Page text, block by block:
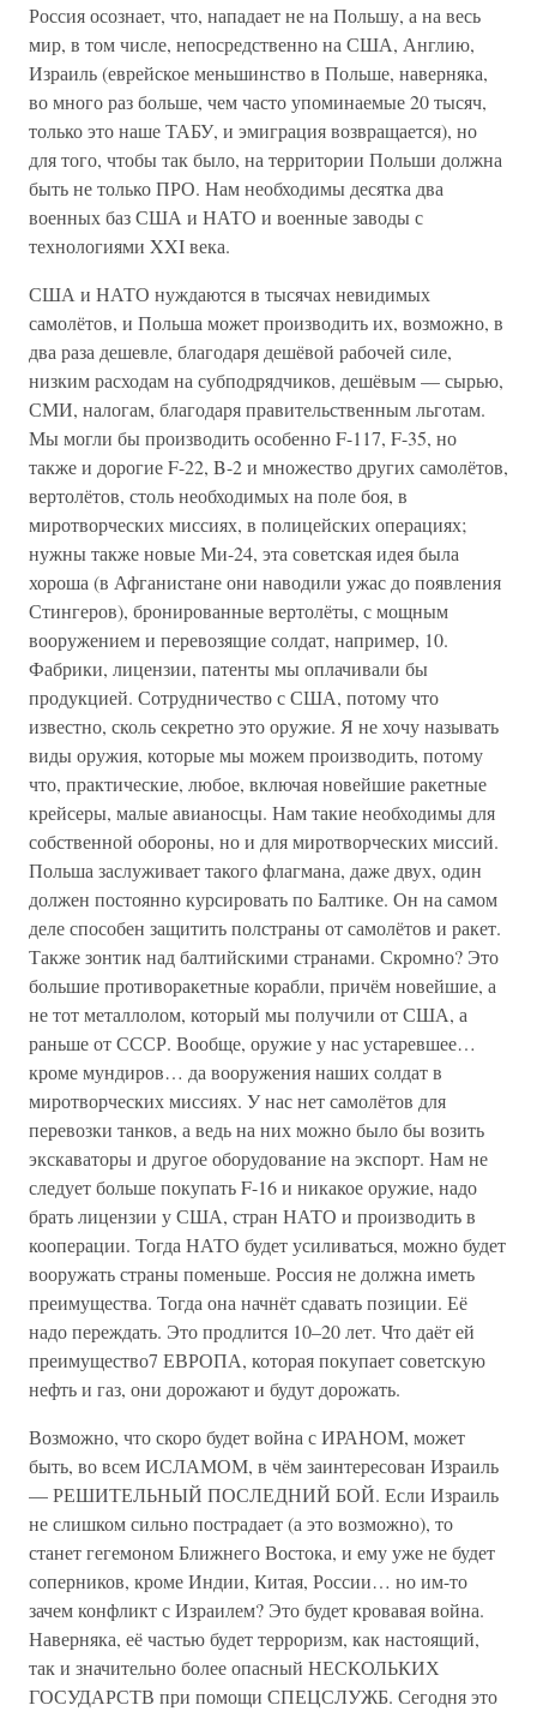
Россия осознает, что, нападает не на Польшу, а на весь
мир, в том числе, непосредственно на США, Англию,
Израиль (еврейское меньшинство в Польше, наверняка,
во много раз больше, чем часто упоминаемые 20 тысяч,
только это наше ТАБУ, и эмиграция возвращается), но
для того, чтобы так было, на территории Польши должна
быть не только ПРО. Нам необходимы десятка два
военных баз США и НАТО и военные заводы с
технологиями XXI века.
США и НАТО нуждаются в тысячах невидимых
самолётов, и Польша может производить их, возможно, в
два раза дешевле, благодаря дешёвой рабочей силе,
низким расходам на субподрядчиков, дешёвым — сырью,
СМИ, налогам, благодаря правительственным льготам.
Мы могли бы производить особенно F-117, F-35, но
также и дорогие F-22, B-2 и множество других самолётов,
вертолётов, столь необходимых на поле боя, в
миротворческих миссиях, в полицейских операциях;
нужны также новые Ми-24, эта советская идея была
хороша (в Афганистане они наводили ужас до появления
Стингеров), бронированные вертолёты, с мощным
вооружением и перевозящие солдат, например, 10.
Фабрики, лицензии, патенты мы оплачивали бы
продукцией. Сотрудничество с США, потому что
известно, сколь секретно это оружие. Я не хочу называть
виды оружия, которые мы можем производить, потому
что, практические, любое, включая новейшие ракетные
крейсеры, малые авианосцы. Нам такие необходимы для
собственной обороны, но и для миротворческих миссий.
Польша заслуживает такого флагмана, даже двух, один
должен постоянно курсировать по Балтике. Он на самом
деле способен защитить полстраны от самолётов и ракет.
Также зонтик над балтийскими странами. Скромно? Это
большие противоракетные корабли, причём новейшие, а
не тот металлолом, который мы получили от США, а
раньше от СССР. Вообще, оружие у нас устаревшее…
кроме мундиров… да вооружения наших солдат в
миротворческих миссиях. У нас нет самолётов для
перевозки танков, а ведь на них можно было бы возить
экскаваторы и другое оборудование на экспорт. Нам не
следует больше покупать F-16 и никакое оружие, надо
брать лицензии у США, стран НАТО и производить в
кооперации. Тогда НАТО будет усиливаться, можно будет
вооружать страны поменьше. Россия не должна иметь
преимущества. Тогда она начнёт сдавать позиции. Её
надо переждать. Это продлится 10–20 лет. Что даёт ей
преимущество7 ЕВРОПА, которая покупает советскую
нефть и газ, они дорожают и будут дорожать.
Возможно, что скоро будет война с ИРАНОМ, может
быть, во всем ИСЛАМОМ, в чём заинтересован Израиль
— РЕШИТЕЛЬНЫЙ ПОСЛЕДНИЙ БОЙ. Если Израиль
не слишком сильно пострадает (а это возможно), то
станет гегемоном Ближнего Востока, и ему уже не будет
соперников, кроме Индии, Китая, России… но им-то
зачем конфликт с Израилем? Это будет кровавая война.
Наверняка, её частью будет терроризм, как настоящий,
так и значительно более опасный НЕСКОЛЬКИХ
ГОСУДАРСТВ при помощи СПЕЦСЛУЖБ. Сегодня это